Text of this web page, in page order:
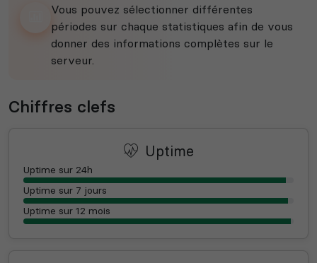
Vous pouvez sélectionner différentes
périodes sur chaque statistiques afin de vous
donner des informations complètes sur le
serveur.
Chiffres clefs
Uptime
Uptime sur 24h
Uptime sur 7 jours
Uptime sur 12 mois